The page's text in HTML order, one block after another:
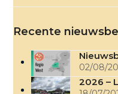
Recente
02/08/
2026 –